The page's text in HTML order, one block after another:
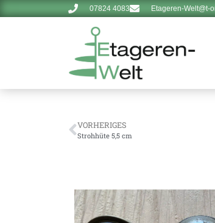
07824 4083 Etageren-Welt@t-
VORHERIGES
Strohhüte 5,5 cm